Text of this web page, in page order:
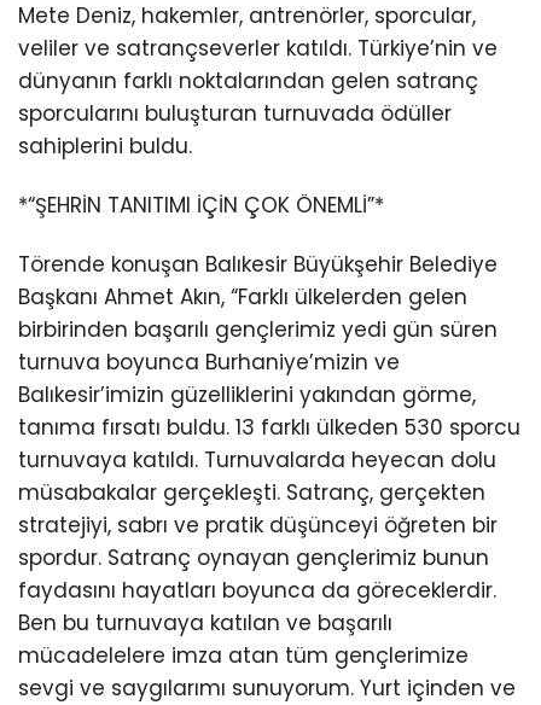
Mete Deniz, hakemler, antrenörler, sporcular,
veliler ve satrançseverler katıldı. Türkiye’nin ve
dünyanın farklı noktalarından gelen satranç
sporcularını buluşturan turnuvada ödüller
sahiplerini buldu.
*“ŞEHRİN TANITIMI İÇİN ÇOK ÖNEMLİ”*
Törende konuşan Balıkesir Büyükşehir Belediye
Başkanı Ahmet Akın, “Farklı ülkelerden gelen
birbirinden başarılı gençlerimiz yedi gün süren
turnuva boyunca Burhaniye’mizin ve
Balıkesir’imizin güzelliklerini yakından görme,
tanıma fırsatı buldu. 13 farklı ülkeden 530 sporcu
turnuvaya katıldı. Turnuvalarda heyecan dolu
müsabakalar gerçekleşti. Satranç, gerçekten
stratejiyi, sabrı ve pratik düşünceyi öğreten bir
spordur. Satranç oynayan gençlerimiz bunun
faydasını hayatları boyunca da göreceklerdir.
Ben bu turnuvaya katılan ve başarılı
mücadelelere imza atan tüm gençlerimize
sevgi ve saygılarımı sunuyorum. Yurt içinden ve